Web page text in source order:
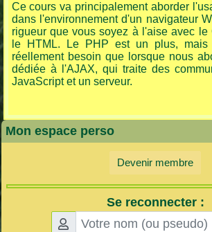
Ce cours va principalement aborder
dans l'environnement d'un navigateur
rigueur que vous soyez à l'aise avec le
le HTML. Le PHP est un plus, mais
réellement besoin que lorsque nous
dédiée à l'AJAX, qui traite des
JavaScript et un serveur.
Mon espace perso
Devenir membre
Se reconnecter :